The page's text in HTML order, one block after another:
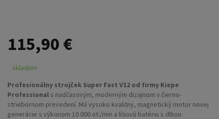
115,90 €
skladom
Profesionálny strojček Super Fast V12 od firmy Kiepe
Professional s nadčasovým, moderným dizajnom v čierno-
striebornom prevedení. Má vysoko kvalitný, magnetický motor novej
generácie s výkonom 10 000 ot./min a lítiovú batériu s dlhou